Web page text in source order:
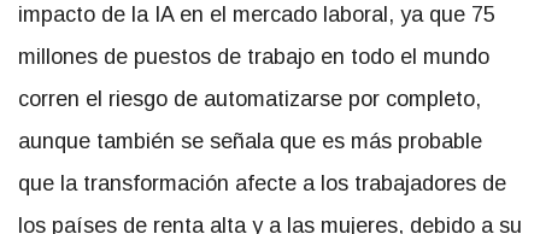
impacto de la IA en el mercado laboral, ya que 75
millones de puestos de trabajo en todo el mundo
corren el riesgo de automatizarse por completo,
aunque también se señala que es más probable
que la transformación afecte a los trabajadores de
los países de renta alta y a las mujeres, debido a su